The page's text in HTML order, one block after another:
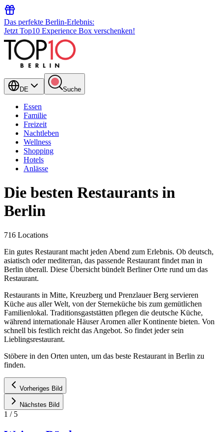
Das perfekte Berlin-Erlebnis:
Jetzt Top10 Experience Box verschenken!
DE Suche
Essen
Familie
Freizeit
Nachtleben
Wellness
Shopping
Hotels
Anlässe
Die besten Restaurants in
Berlin
716 Locations
Ein gutes Restaurant macht jeden Abend zum Erlebnis. Ob deutsch,
asiatisch oder mediterran, das passende Restaurant findet man in
Berlin überall. Diese Übersicht bündelt Berliner Orte rund um das
Restaurant.
Restaurants in Mitte, Kreuzberg und Prenzlauer Berg servieren
Küche aus aller Welt, von der Sterneküche bis zum gemütlichen
Familienlokal. Traditionsgaststätten pflegen die deutsche Küche,
während internationale Häuser Aromen aller Kontinente bieten. Von
schnell bis festlich reicht das Angebot. So findet jeder sein
Lieblingsrestaurant.
Stöbere in den Orten unten, um das beste Restaurant in Berlin zu
finden.
Vorheriges Bild
Nächstes Bild
1 / 5